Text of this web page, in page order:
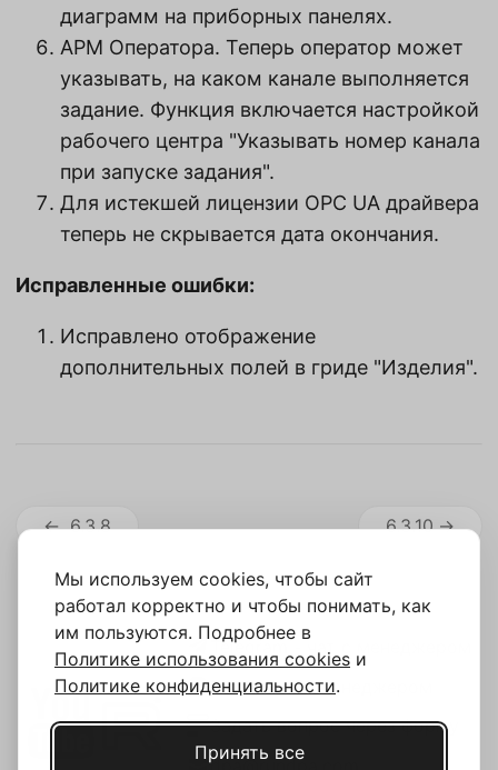
Мы используем cookies, чтобы сайт
работал корректно и чтобы понимать, как
им пользуются. Подробнее в
Политике использования cookies и
Политике конфиденциальности.
Принять все
диаграмм на приборных панелях.
АРМ Оператора. Теперь оператор может
указывать, на каком канале выполняется
задание. Функция включается настройкой
рабочего центра "Указывать номер канала
при запуске задания".
Для истекшей лицензии OPC UA драйвера
теперь не скрывается дата окончания.
Исправленные ошибки:
Исправлено отображение
дополнительных полей в гриде "Изделия".
6.3.8 6.3.10
Telegram - чат с менеджером
MAX - чат с менеджером
Задать вопрос через форму